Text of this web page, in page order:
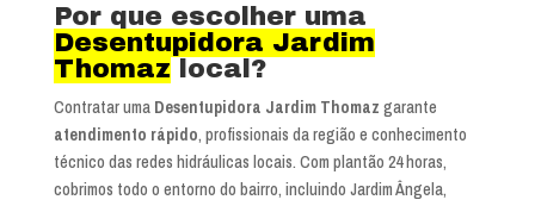
Por que escolher uma
Desentupidora Jardim
Thomaz local?
Contratar uma Desentupidora Jardim Thomaz garante
atendimento rápido, profissionais da região e conhecimento
técnico das redes hidráulicas locais. Com plantão 24 horas,
cobrimos todo o entorno do bairro, incluindo Jardim Ângela,